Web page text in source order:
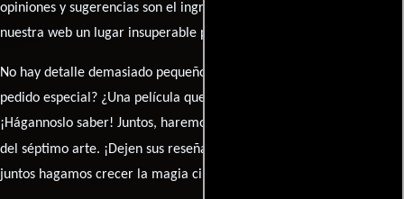
opiniones y sugerencias son el ingrediente secreto que hará de
nuestra web un lugar insuperable para los amantes del celuloide.
No hay detalle demasiado pequeño ni opinión insignificante. ¿Algún
pedido especial? ¿Una película que sueñas con ver reseñada?
¡Hágannoslo saber! Juntos, haremos de esta comunidad el epicentro
del séptimo arte. ¡Dejen sus reseña en la
juntos hagamos crecer la magia cinematográfica!